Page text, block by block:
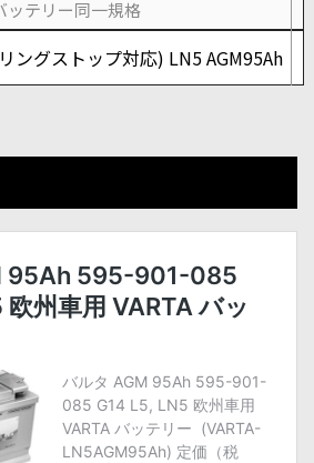
ッテリー同一規格
ングストップ対応) LN5 AGM95Ah